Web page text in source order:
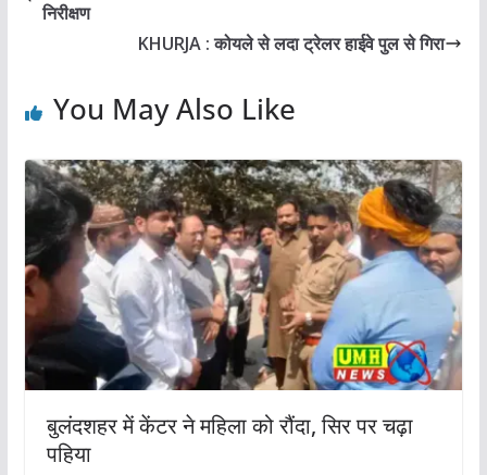
निरीक्षण
KHURJA : कोयले से लदा ट्रेलर हाईवे पुल से गिरा
You May Also Like
बुलंदशहर में केंटर ने महिला को रौंदा, सिर पर चढ़ा
पहिया